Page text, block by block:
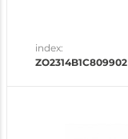
index:
ZO2314B1C809902